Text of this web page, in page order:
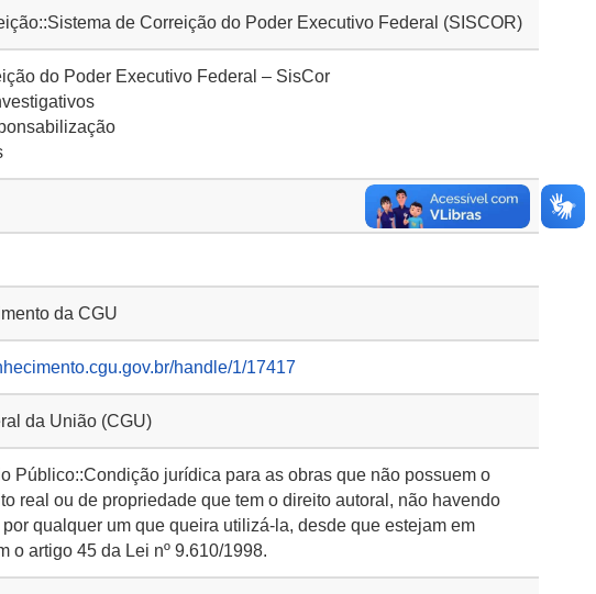
de Correição do Poder Executivo Federal (SISCOR)
do Poder Executivo Federal – SisCor
da CGU
handle/1/17417
da União (CGU)
Público::Condição jurídica para as obras que não possuem o
real ou de propriedade que tem o direito autoral, não havendo
qualquer um que queira utilizá-la, desde que estejam em
o artigo 45 da Lei nº 9.610/1998.